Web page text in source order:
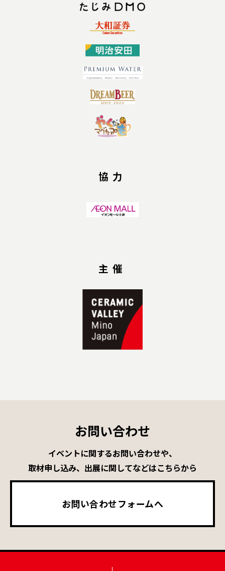
協力
主催
お問い合わせ
イベントに関するお問い合わせや、
取材申し込み、出展に関してなどはこちらから
お問い合わせフォームへ